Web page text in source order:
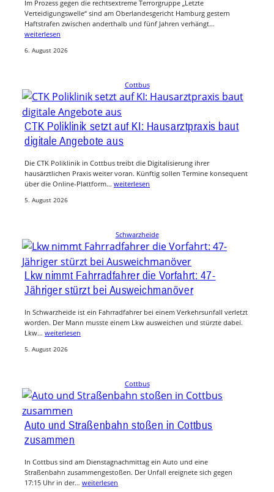
Im Prozess gegen die rechtsextreme Terrorgruppe „Letzte
Verteidigungswelle“ sind am Oberlandesgericht Hamburg gestern
Haftstrafen zwischen anderthalb und fünf Jahren verhängt…
weiterlesen
6. August 2026
Cottbus
CTK Poliklinik setzt auf KI: Hausarztpraxis baut
digitale Angebote aus
Die CTK Poliklinik in Cottbus treibt die Digitalisierung ihrer
hausärztlichen Praxis weiter voran. Künftig sollen Termine konsequent
über die Online-Plattform… weiterlesen
5. August 2026
Schwarzheide
Lkw nimmt Fahrradfahrer die Vorfahrt: 47-
Jähriger stürzt bei Ausweichmanöver
In Schwarzheide ist ein Fahrradfahrer bei einem Verkehrsunfall verletzt
worden. Der Mann musste einem Lkw ausweichen und stürzte dabei.
Lkw… weiterlesen
5. August 2026
Cottbus
Auto und Straßenbahn stoßen in Cottbus
zusammen
In Cottbus sind am Dienstagnachmittag ein Auto und eine
Straßenbahn zusammengestoßen. Der Unfall ereignete sich gegen
17:15 Uhr in der… weiterlesen